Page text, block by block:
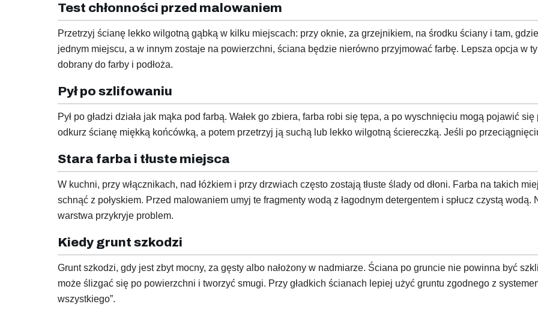
Test chłonności przed malowaniem
Przetrzyj ścianę lekko wilgotną gąbką w kilku miejscach: przy oknie, za grzejnikiem, na środku ściany i tam,
jednym miejscu, a w innym zostaje na powierzchni, ściana będzie nierówno przyjmować farbę. Lepsza opcja w
dobrany do farby i podłoża.
Pył po szlifowaniu
Pył po gładzi działa jak mąka pod farbą. Wałek go zbiera, farba robi się tępa, a po wyschnięciu mogą pojawić
odkurz ścianę miękką końcówką, a potem przetrzyj ją suchą lub lekko wilgotną ściereczką. Jeśli po
Stara farba i tłuste miejsca
W kuchni, przy włącznikach, nad łóżkiem i przy drzwiach często zostają tłuste ślady od dłoni. Farba na takich
schnąć z połyskiem. Przed malowaniem umyj te fragmenty wodą z łagodnym detergentem i spłucz czystą
warstwa przykryje problem.
Kiedy grunt szkodzi
Grunt szkodzi, gdy jest zbyt mocny, za gęsty albo nałożony w nadmiarze. Ściana po gruncie nie powinna być
może ślizgać się po powierzchni i tworzyć smugi. Przy gładkich ścianach lepiej użyć gruntu zgodnego z
wszystkiego”.